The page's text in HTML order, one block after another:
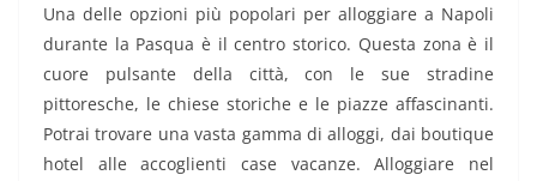
Una delle opzioni più popolari per alloggiare a Napoli
durante la Pasqua è il centro storico. Questa zona è il
cuore pulsante della città, con le sue stradine
pittoresche, le chiese storiche e le piazze affascinanti.
Potrai trovare una vasta gamma di alloggi, dai boutique
hotel alle accoglienti case vacanze. Alloggiare nel